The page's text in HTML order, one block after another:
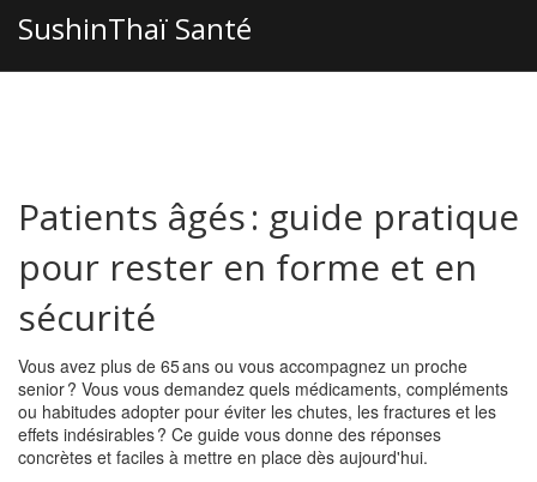
SushinThaï Santé
Patients âgés : guide pratique
pour rester en forme et en
sécurité
Vous avez plus de 65 ans ou vous accompagnez un proche
senior ? Vous vous demandez quels médicaments, compléments
ou habitudes adopter pour éviter les chutes, les fractures et les
effets indésirables ? Ce guide vous donne des réponses
concrètes et faciles à mettre en place dès aujourd'hui.